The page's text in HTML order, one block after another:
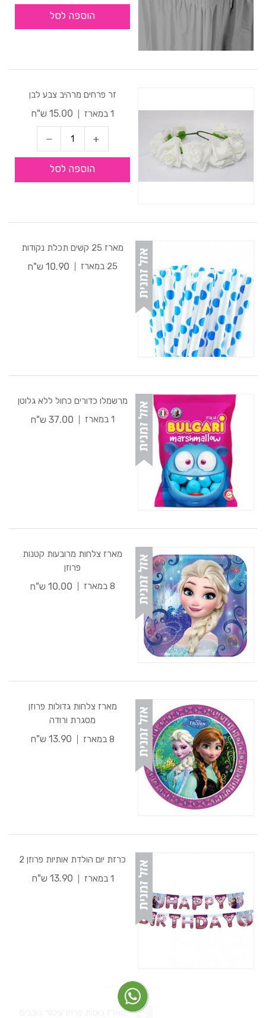
הוספה לסל
זר פרחים מרהיב צבע לבן
1 במארז
15.00 ש"ח
הוספה לסל
מארז 25 קשים תכלת נקודות
25 במארז
10.90 ש"ח
מרשמלו כדורים כחול ללא גלוטן
1 במארז
37.00 ש"ח
מארז צלחות מרובעות קטנות
פרוזן
8 במארז
10.00 ש"ח
מארז צלחות גדולות פרוזן
מסגרת ורודה
8 במארז
13.90 ש"ח
כרזת יום הולדת אותיות פרוזן 2
1 במארז
13.90 ש"ח
מארז כוסות פרוזן עיטור כוכבים